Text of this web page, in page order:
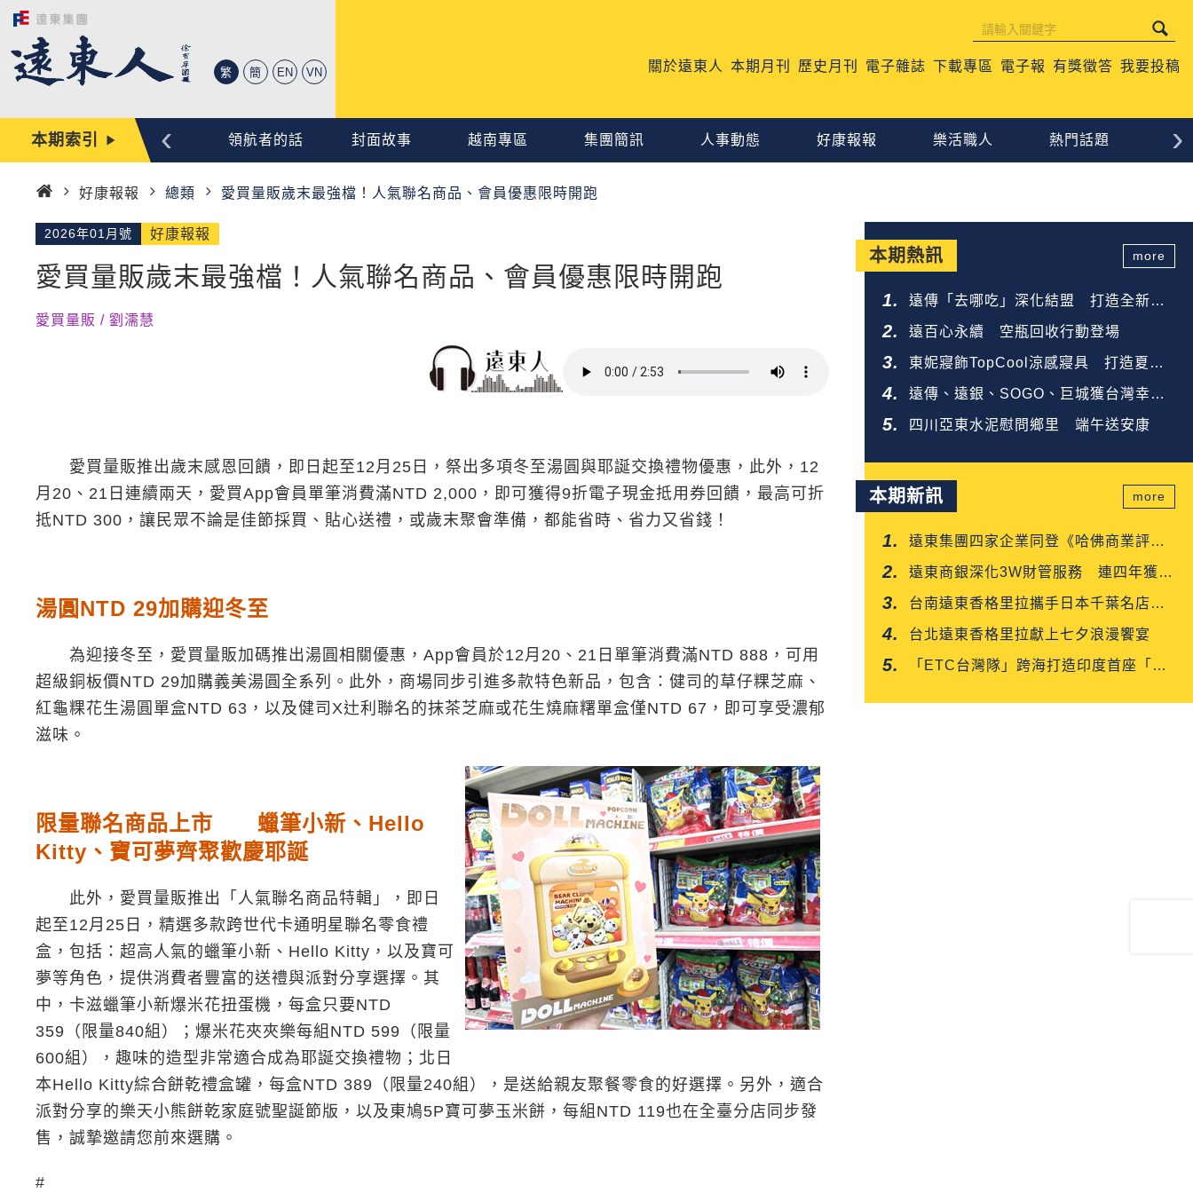
繁 簡 EN VN 關於遠東人 本期月刊 歷史月刊 電子雜誌 下載專區 電子報 有獎徵答 我要投稿
本期索引
心動時刻 編輯手記 領航者的話 封面故事 越南專區 集團簡訊 人事動態 好康報報 樂活職人 熱門話題 生
‹ ›
頁
好康報報 總類 愛買量販歲末最強檔！人氣聯名商品、會員優惠限時開跑
2026年01月號 好康報報
愛買量販歲末最強檔！人氣聯名商品、會員優惠限時開跑
愛買量販 / 劉濡慧
愛買量販推出歲末感恩回饋，即日起至12月25日，祭出多項冬至湯圓與耶誕交換禮物優惠，此外，12
月20、21日連續兩天，愛買App會員單筆消費滿NTD 2,000，即可獲得9折電子現金抵用券回饋，最高可折
抵NTD 300，讓民眾不論是佳節採買、貼心送禮，或歲末聚會準備，都能省時、省力又省錢！
湯圓NTD 29加購迎冬至
為迎接冬至，愛買量販加碼推出湯圓相關優惠，App會員於12月20、21日單筆消費滿NTD 888，可用
超級銅板價NTD 29加購義美湯圓全系列。此外，商場同步引進多款特色新品，包含：健司的草仔粿芝麻、
紅龜粿花生湯圓單盒NTD 63，以及健司X辻利聯名的抹茶芝麻或花生燒麻糬單盒僅NTD 67，即可享受濃郁
滋味。
限量聯名商品上市 蠟筆小新、Hello
Kitty、寶可夢齊聚歡慶耶誕
此外，愛買量販推出「人氣聯名商品特輯」，即日
起至12月25日，精選多款跨世代卡通明星聯名零食禮
盒，包括：超高人氣的蠟筆小新、Hello Kitty，以及寶可
夢等角色，提供消費者豐富的送禮與派對分享選擇。其
中，卡滋蠟筆小新爆米花扭蛋機，每盒只要NTD
359（限量840組）；爆米花夾夾樂每組NTD 599（限量
600組），趣味的造型非常適合成為耶誕交換禮物；北日
本Hello Kitty綜合餅乾禮盒罐，每盒NTD 389（限量240組），是送給親友聚餐零食的好選擇。另外，適合
派對分享的樂天小熊餅乾家庭號聖誕節版，以及東鳩5P寶可夢玉米餅，每組NTD 119也在全臺分店同步發
售，誠摯邀請您前來選購。
#
本期熱訊
遠傳「去哪吃」深化結盟 打造全新餐
飲生態圈
遠百心永續 空瓶回收行動登場
東妮寢飾TopCool涼感寢具 打造夏夜
好眠
遠傳、遠銀、SOGO、巨城獲台灣幸福
企業金獎
四川亞東水泥慰問鄉里 端午送安康
more
本期新訊
遠東集團四家企業同登《哈佛商業評
論》「台灣企業領袖100強」
遠東商銀深化3W財管服務 連四年獲保
險信望愛雙獎肯定
台南遠東香格里拉攜手日本千葉名店
「CROISSANT」 得獎可頌搶先上市
台北遠東香格里拉獻上七夕浪漫饗宴
「ETC台灣隊」跨海打造印度首座「多
more